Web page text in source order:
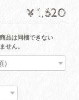
¥1,620
品は同梱できない
せん。